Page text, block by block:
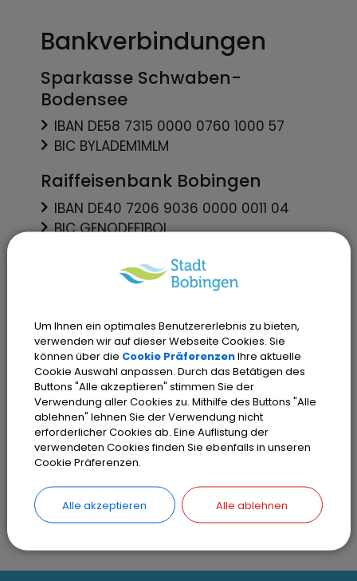
Bankverbindungen
Sparkasse Schwaben-
Bodensee
IBAN DE58 7315 0000 0760 1000 57
BIC BYLADEM1MLM
Raiffeisenbank Bobingen
IBAN DE40 7206 9036 0000 0011 04
BIC GENODEF1BOI
VR Bank Augsburg-Ostallgäu
BIC GENODEF1AUB
Umsatzsteuer-ID: DE 127508000
Steuernummer: 102/114/70017
Unter diesem Link finden Sie weitere
Informationen zum SEPA-Verfahren.
Um Ihnen ein optimales Benutzererlebnis zu bieten,
verwenden wir auf dieser Webseite Cookies. Sie
können über die Cookie PräferenzenIhre aktuelle
Cookie Auswahl anpassen. Durch das Betätigen des
Buttons "Alle akzeptieren" stimmen Sie der
Verwendung aller Cookies zu. Mithilfe des Buttons "Alle
ablehnen" lehnen Sie der Verwendung nicht
erforderlicher Cookies ab. Eine Auflistung der
verwendeten Cookies finden Sie ebenfalls in unseren
Cookie Präferenzen.
Alle akzeptieren Alle ablehnen